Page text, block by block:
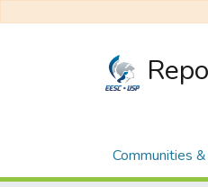
Communities